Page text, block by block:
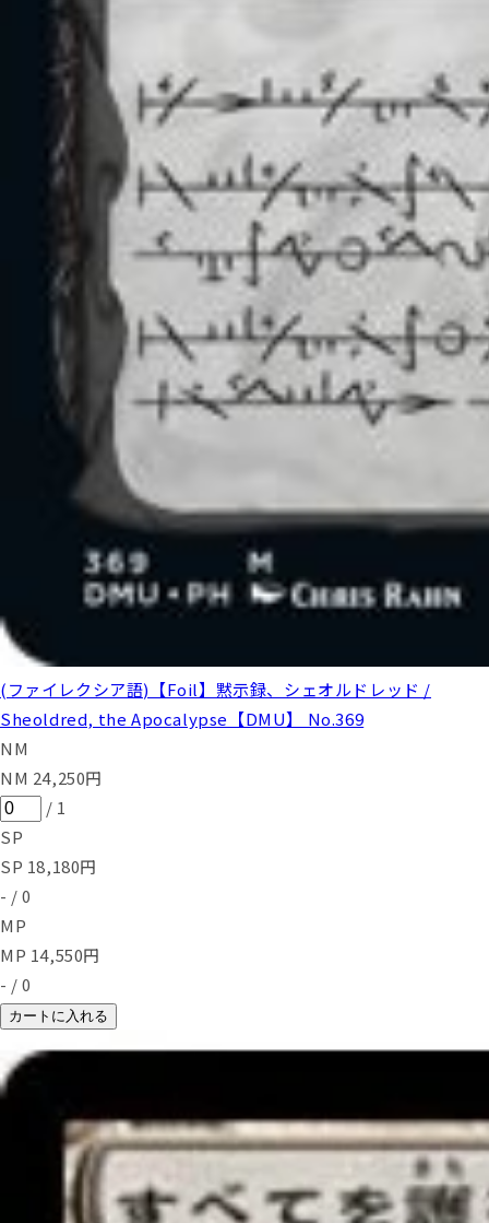
(ファイレクシア語)【Foil】黙示録、シェオルドレッド /
Sheoldred, the Apocalypse【DMU】 No.369
NM
NM 24,250円
/ 1
SP
SP 18,180円
- / 0
MP
MP 14,550円
- / 0
カートに入れる